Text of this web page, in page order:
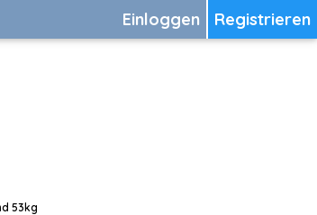
Registrieren
Einloggen
53kg